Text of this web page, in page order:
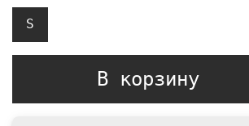
В корзину
S